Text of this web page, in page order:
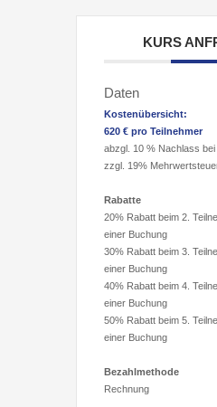
KURS
Daten
Kostenübersicht:
620 € pro Teilnehmer
abzgl. 10 % Nachlass
zzgl. 19%
Rabatte
20% Rabatt beim 2.
einer Buchung
30% Rabatt beim 3.
einer Buchung
40% Rabatt beim 4.
einer Buchung
50% Rabatt beim 5.
einer Buchung
Bezahlmethode
Rechnung